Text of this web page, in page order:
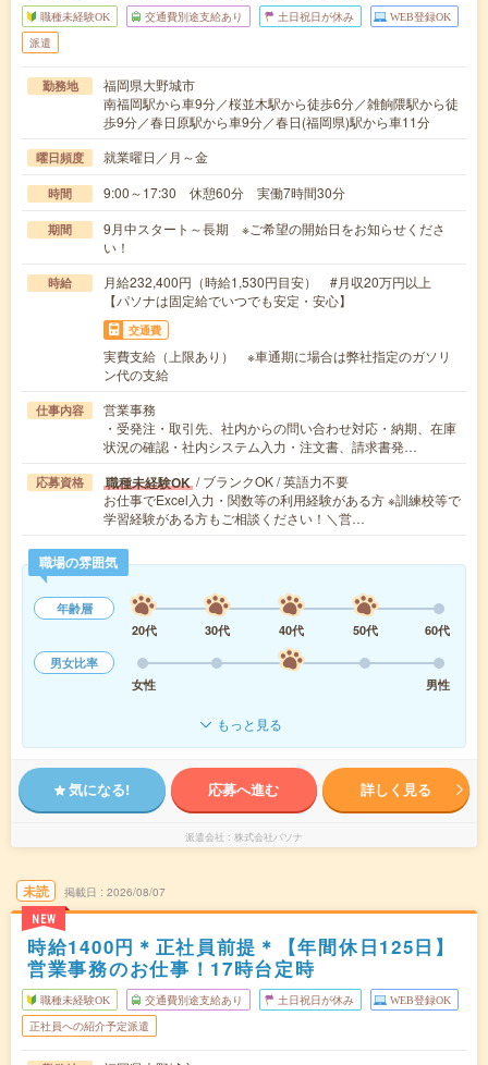
職種未経験OK 交通費別途支給あり 土日祝日が休み WEB登録OK
派遣
勤務地
福岡県大野城市
南福岡駅から車9分／桜並木駅から徒歩6分／雑餉隈駅から徒
歩9分／春日原駅から車9分／春日(福岡県)駅から車11分
曜日頻度 就業曜日／月～金
時間 9:00～17:30 休憩60分 実働7時間30分
期間
9月中スタート～長期 ※ご希望の開始日をお知らせくださ
い！
時給
月給232,400円（時給1,530円目安） #月収20万円以上
【パソナは固定給でいつでも安定・安心】
交通費
実費支給（上限あり） ※車通期に場合は弊社指定のガソリ
ン代の支給
仕事内容
営業事務
・受発注・取引先、社内からの問い合わせ対応・納期、在庫
状況の確認・社内システム入力・注文書、請求書発…
応募資格 職種未経験OK / ブランクOK / 英語力不要
お仕事でExcel入力・関数等の利用経験がある方 ※訓練校等で
学習経験がある方もご相談ください！＼営…
職場の雰囲気
年齢層
20代
30代 40代 50代
60代
男女比率
女性
男性
もっと見る
気になる! 応募へ進む 詳しく見る
派遣会社 株式会社パソナ
未読
NEW
掲載日 2026/08/07
時給1400円＊正社員前提＊【年間休日125日】
営業事務のお仕事！17時台定時
職種未経験OK 交通費別途支給あり 土日祝日が休み WEB登録OK
正社員への紹介予定派遣